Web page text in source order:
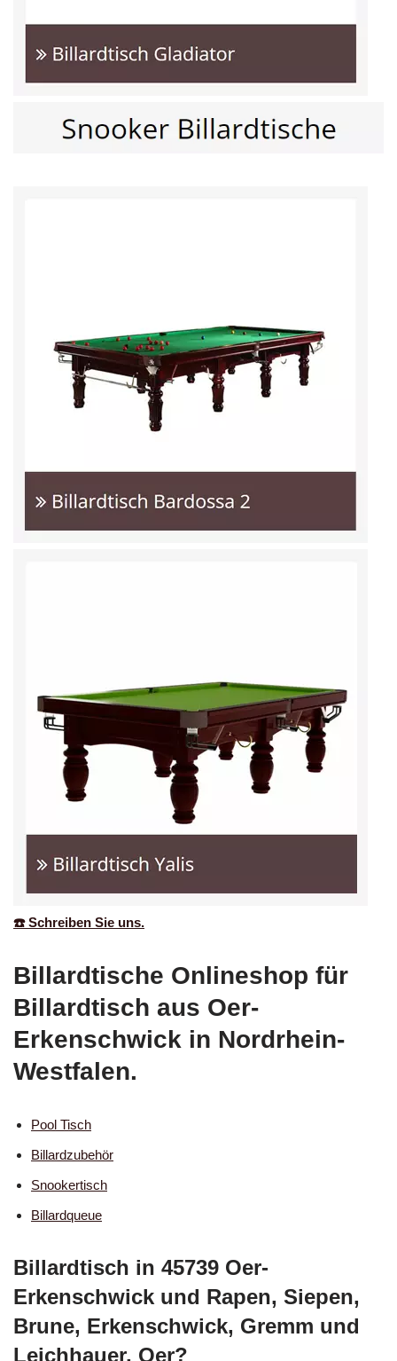
☎️ Schreiben Sie uns.
Billardtische Onlineshop für
Billardtisch aus Oer-
Erkenschwick in Nordrhein-
Westfalen.
Pool Tisch
Billardzubehör
Snookertisch
Billardqueue
Billardtisch in 45739 Oer-
Erkenschwick und Rapen, Siepen,
Brune, Erkenschwick, Gremm und
Leichhauer, Oer?